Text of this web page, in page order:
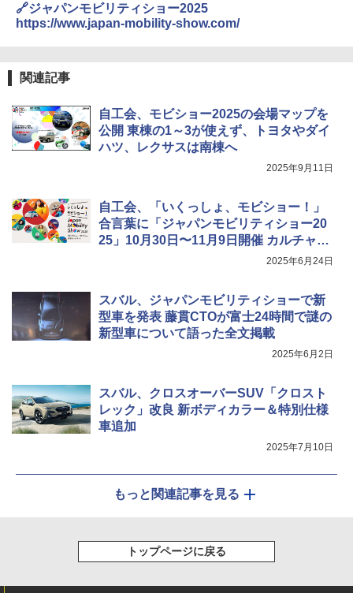
🔗ジャパンモビリティショー2025
https://www.japan-mobility-show.com/
関連記事
自工会、モビショー2025の会場マップを
公開 東棟の1～3が使えず、トヨタやダイ
ハツ、レクサスは南棟へ
2025年9月11日
自工会、「いくっしょ、モビショー！」
合言葉に「ジャパンモビリティショー20
25」10月30日〜11月9日開催 カルチャー
展示で過去から現在の乗り物も登場2025年6月24日
スバル、ジャパンモビリティショーで新
型車を発表 藤貫CTOが富士24時間で謎の
新型車について語った全文掲載
2025年6月2日
スバル、クロスオーバーSUV「クロスト
レック」改良 新ボディカラー＆特別仕様
車追加
2025年7月10日
もっと関連記事を見る
トップページに戻る